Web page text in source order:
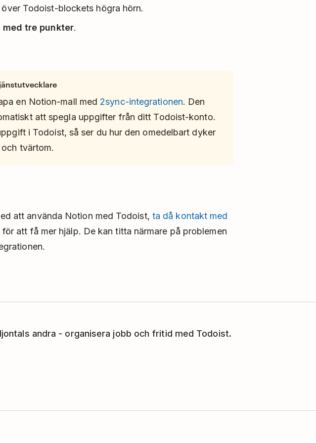
över Todoist-blockets högra hörn.
med tre punkter.
en Notion-mall med 2sync-integrationen. Den
att spegla uppgifter från ditt Todoist-konto.
i Todoist, så ser du hur den omedelbart dyker
tvärtom.
att använda Notion med Todoist, ta då kontakt med
för att få mer hjälp. De kan titta närmare på problemen
andra - organisera jobb och fritid med Todoist.